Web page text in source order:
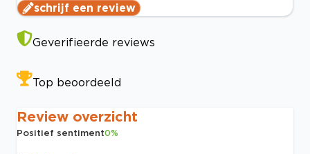
schrijf een review
Geverifieerde reviews
Top beoordeeld
Review overzicht
Positief sentiment0%